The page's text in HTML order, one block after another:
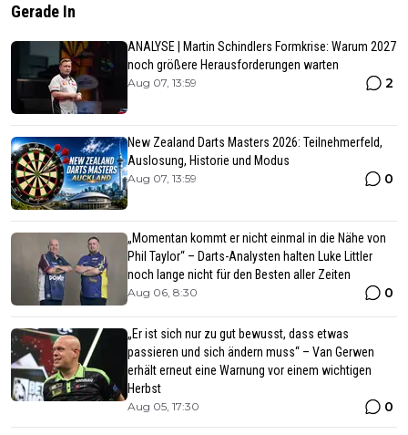
Gerade In
ANALYSE | Martin Schindlers Formkrise: Warum 2027
noch größere Herausforderungen warten
Aug 07, 13:59 2
New Zealand Darts Masters 2026: Teilnehmerfeld,
Auslosung, Historie und Modus
Aug 07, 13:59 0
„Momentan kommt er nicht einmal in die Nähe von
Phil Taylor“ – Darts-Analysten halten Luke Littler
noch lange nicht für den Besten aller Zeiten
Aug 06, 8:30 0
„Er ist sich nur zu gut bewusst, dass etwas
passieren und sich ändern muss“ – Van Gerwen
erhält erneut eine Warnung vor einem wichtigen
Herbst
Aug 05, 17:30 0